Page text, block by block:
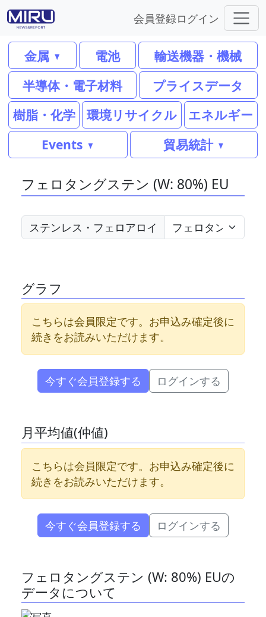
会員登録ログイン
金属 電池
輸送機器・機械
半導体・電子材料
プライスデータ
樹脂・化学
環境リサイクル
エネルギー
Events
貿易統計
フェロタングステン (W: 80%) EU
ステンレス・フェロアロイ
グラフ
こちらは会員限定です。お申込み確定後に
続きをお読みいただけます。
今すぐ会員登録する ログインする
月平均値(仲値)
こちらは会員限定です。お申込み確定後に
続きをお読みいただけます。
今すぐ会員登録する ログインする
フェロタングステン (W: 80%) EUの
データについて